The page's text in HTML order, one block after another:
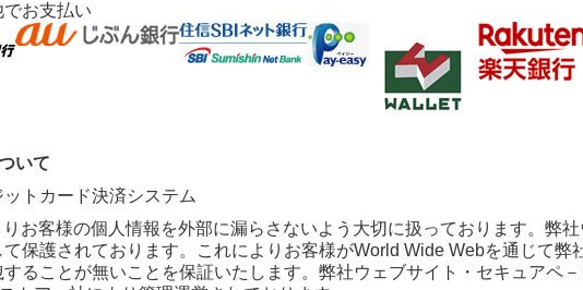
お支払い
いて
お客様の個人情報を外部に漏らさないよう大切に扱っております。弊
保護されております。これによりお客様がWorld Wide Webを通じて弊
ることが無いことを保証いたします。弊社ウェブサイト・セキュアペ